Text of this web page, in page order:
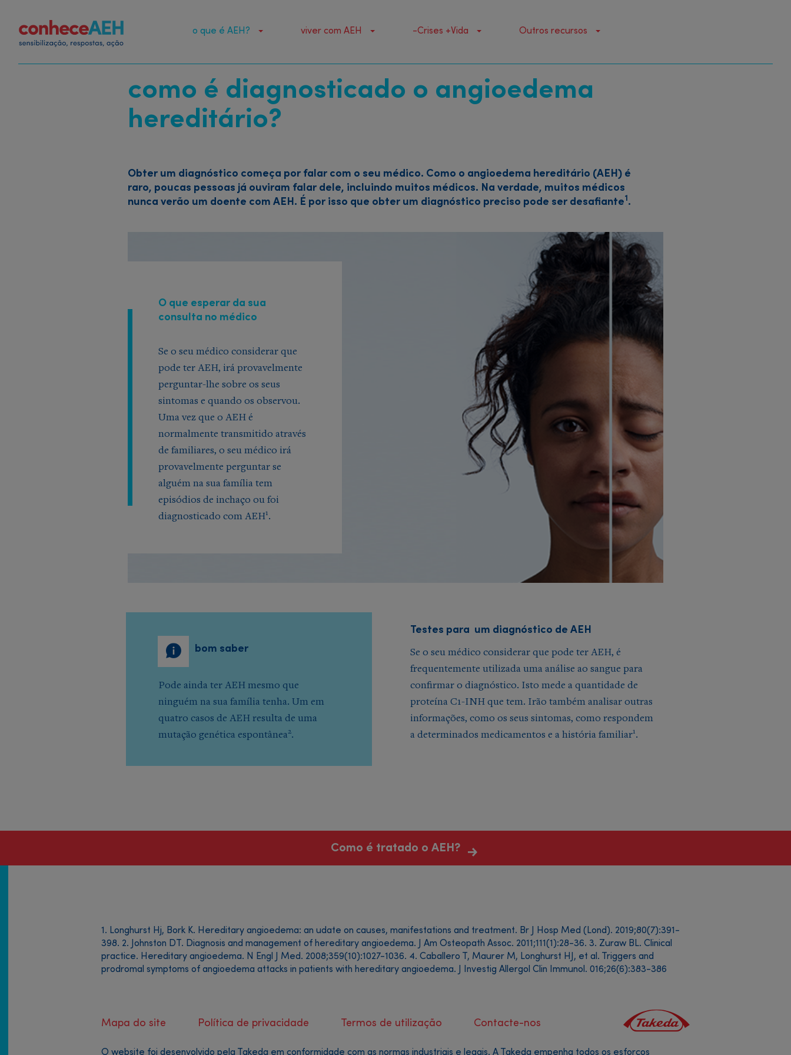
main
content
Patient
o que é AEH? viver com AEH -Crises +Vida Outros recursos
como é diagnosticado o angioedema
hereditário?
Obter um diagnóstico começa por falar com o seu médico. Como o angioedema hereditário (AEH) é
raro, poucas pessoas já ouviram falar dele, incluindo muitos médicos. Na verdade, muitos médicos
nunca verão um doente com AEH. É por isso que obter um diagnóstico preciso pode ser desafiante1 .
O que esperar da sua
consulta no médico
Se o seu médico considerar que
pode ter AEH, irá provavelmente
perguntar-lhe sobre os seus
sintomas e quando os observou.
Uma vez que o AEH é
normalmente transmitido através
de familiares, o seu médico irá
provavelmente perguntar se
alguém na sua família tem
episódios de inchaço ou foi
diagnosticado com AEH1.
bom saber
Pode ainda ter AEH mesmo que
ninguém na sua família tenha. Um em
quatro casos de AEH resulta de uma
mutação genética espontânea2.
Testes para um diagnóstico de AEH
Se o seu médico considerar que pode ter AEH, é
frequentemente utilizada uma análise ao sangue para
confirmar o diagnóstico. Isto mede a quantidade de
proteína C1-INH que tem. Irão também analisar outras
informações, como os seus sintomas, como respondem
a determinados medicamentos e a história familiar1.
Como é tratado o AEH?
1. Longhurst Hj, Bork K. Hereditary angioedema: an udate on causes, manifestations and treatment. Br J Hosp Med (Lond). 2019;80(7):391-
398. 2. Johnston DT. Diagnosis and management of hereditary angioedema. J Am Osteopath Assoc. 2011;111(1):28-36. 3. Zuraw BL. Clinical
practice. Hereditary angioedema. N Engl J Med. 2008;359(10):1027-1036. 4. Caballero T, Maurer M, Longhurst HJ, et al. Triggers and
prodromal symptoms of angioedema attacks in patients with hereditary angioedema. J Investig Allergol Clin Immunol. 016;26(6):383-386
Mapa do site Política de privacidade Termos de utilização Contacte-nos
O website foi desenvolvido pela Takeda em conformidade com as normas industriais e legais. A Takeda empenha todos os esforços